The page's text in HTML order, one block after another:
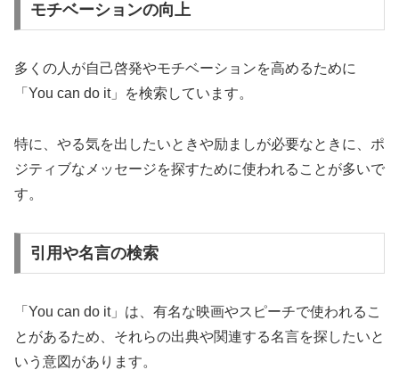
モチベーションの向上
多くの人が自己啓発やモチベーションを高めるために
「You can do it」を検索しています。
特に、やる気を出したいときや励ましが必要なときに、ポ
ジティブなメッセージを探すために使われることが多いで
す。
引用や名言の検索
「You can do it」は、有名な映画やスピーチで使われるこ
とがあるため、それらの出典や関連する名言を探したいと
いう意図があります。